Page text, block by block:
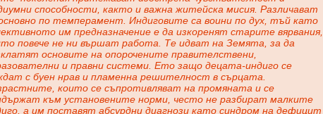
способности, както и важна житейска мисия. Различават
по темперамент. Индиговите са воини по дух, тъй като
им предназначение е да изкоренят старите вярвания,
повече не ни вършат работа. Те идват на Земята, за да
основите на опорочените правителствени,
и правни системи. Ето защо децата-индиго се
с буен нрав и пламенна решителност в сърцата.
които се съпротивляват на промяната и се
към установените норми, често не разбират малките
а им поставят абсурдни диагнози като синдром на дефицит